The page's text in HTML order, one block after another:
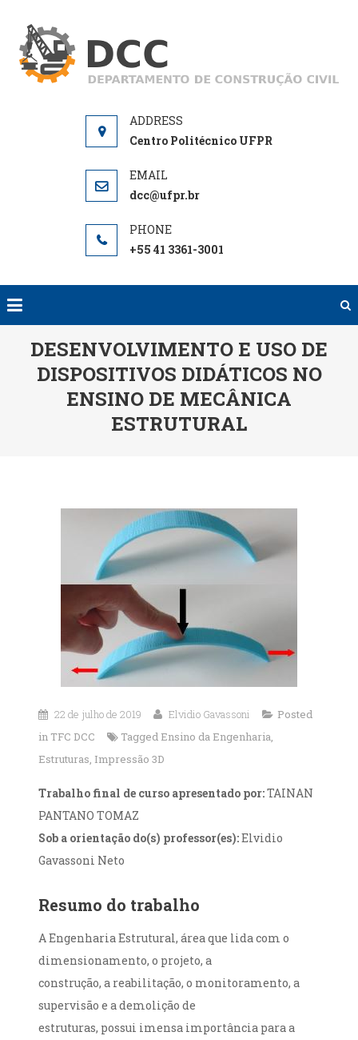
content
Centro Politécnico UFPR
dcc@ufpr.br
+55 41 3361-3001
DESENVOLVIMENTO E USO DE
DISPOSITIVOS DIDÁTICOS NO
ENSINO DE MECÂNICA
ESTRUTURAL
22 de julho de 2019 Elvidio Gavassoni
Posted
in TFC DCC Tagged Ensino da Engenharia,
Estruturas, Impressão 3D
Trabalho final de curso apresentado por:TAINAN
PANTANO TOMAZ
Sob a orientação do(s) professor(es):Elvidio
Gavassoni Neto
Resumo do trabalho
A Engenharia Estrutural, área que lida com o
dimensionamento, o projeto, a
construção, a reabilitação, o monitoramento, a
supervisão e a demolição de
estruturas, possui imensa importância para a